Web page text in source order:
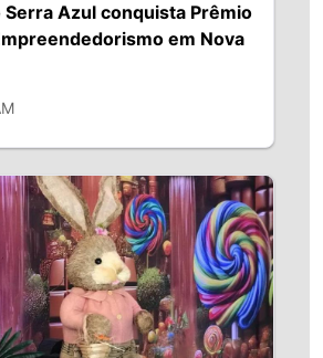
Azul conquista Prêmio
em Nova